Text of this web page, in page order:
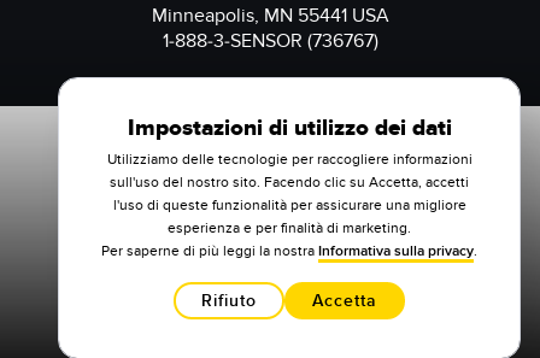
Minneapolis, MN 55441 USA
1-888-3-SENSOR (736767)
Impostazioni di utilizzo dei dati
Utilizziamo delle tecnologie per raccogliere informazioni
sull'uso del nostro sito. Facendo clic su Accetta, accetti
l'uso di queste funzionalità per assicurare una migliore
esperienza e per finalità di marketing.
Per saperne di più leggi la nostra Informativa sulla privacy.
Rifiuto Accetta